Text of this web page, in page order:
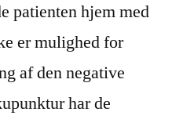
patienten hjem med
er mulighed for
af den negative
har de